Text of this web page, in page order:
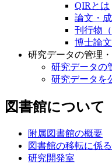
QIRとは
論文・
刊行物
博士論
研究データの管理
研究データの
研究データを
図書館について
附属図書館の概要
図書館の移転に係
研究開発室